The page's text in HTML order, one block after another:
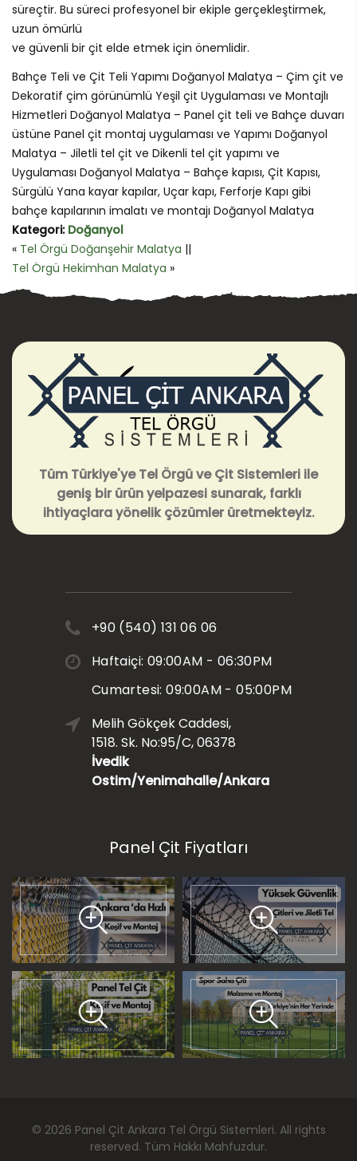
süreçtir. Bu süreci profesyonel bir ekiple gerçekleştirmek,
uzun ömürlü
ve güvenli bir çit elde etmek için önemlidir.
Bahçe Teli ve Çit Teli Yapımı Doğanyol Malatya – Çim çit ve
Dekoratif çim görünümlü Yeşil çit Uygulaması ve Montajlı
Hizmetleri Doğanyol Malatya – Panel çit teli ve Bahçe duvarı
üstüne Panel çit montaj uygulaması ve Yapımı Doğanyol
Malatya – Jiletli tel çit ve Dikenli tel çit yapımı ve
Uygulaması Doğanyol Malatya – Bahçe kapısı, Çit Kapısı,
Sürgülü Yana kayar kapılar, Uçar kapı, Ferforje Kapı gibi
bahçe kapılarının imalatı ve montajı Doğanyol Malatya
Kategori: Doğanyol
« Tel Örgü Doğanşehir Malatya ||
Tel Örgü Hekimhan Malatya »
Tüm Türkiye'ye Tel Örgü ve Çit Sistemleri ile
geniş bir ürün yelpazesi sunarak, farklı
ihtiyaçlara yönelik çözümler üretmekteyiz.
+90 (540) 131 06 06
Haftaiçi: 09:00AM - 06:30PM
Cumartesi: 09:00AM - 05:00PM
Melih Gökçek Caddesi,
1518. Sk. No:95/C, 06378
İvedik
Ostim/Yenimahalle/Ankara
Panel Çit Fiyatları
© 2026 Panel Çit Ankara Tel Örgü Sistemleri. All rights
reserved. Tüm Hakkı Mahfuzdur.